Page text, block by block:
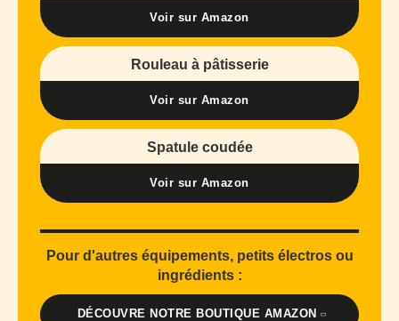
Voir sur Amazon
Rouleau à pâtisserie
Voir sur Amazon
Spatule coudée
Voir sur Amazon
Pour d'autres équipements, petits électros ou
ingrédients :
DÉCOUVRE NOTRE BOUTIQUE AMAZON